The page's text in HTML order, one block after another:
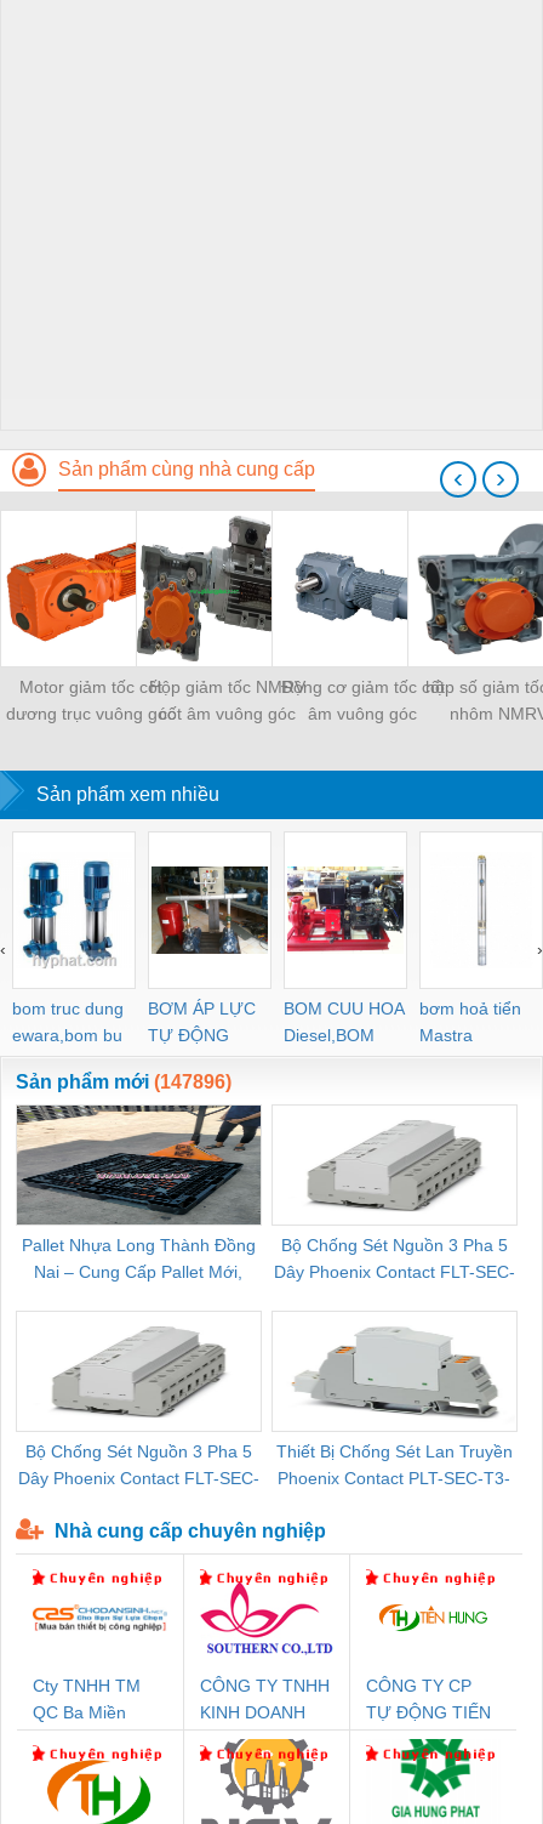
Sản phẩm cùng nhà cung cấp
Motor giảm tốc cốt
dương trục vuông góc
Hộp giảm tốc NMRV
cốt âm vuông góc
Động cơ giảm tốc cốt
âm vuông góc
hộp số giảm
nhôm
‹ ›
Sản phẩm xem nhiều
bom truc dung
ewara,bom bu
ewara
BƠM ÁP LỰC
TỰ ĐỘNG
BOM CUU HOA
Diesel,BOM
CHUA CHAY
bơm hoả tiển
Mastra
‹ ›
Sản phẩm mới (147896)
Pallet Nhựa Long Thành Đồng
Nai – Cung Cấp Pallet Mới,
Bộ Chống Sét Nguồn 3 Pha 5
Dây Phoenix Contact FLT-SEC-
Bộ Chống Sét Nguồn 3 Pha 5
Dây Phoenix Contact FLT-SEC-
Thiết Bị Chống Sét Lan Truyền
Phoenix Contact PLT-SEC-T3-
Nhà cung cấp chuyên nghiệp
Cty TNHH TM
QC Ba Miền
CÔNG TY TNHH
KINH DOANH
DỊCH VỤ XNK
PHƯƠNG NAM
CÔNG TY CP
TỰ ĐỘNG TIẾN
HƯNG